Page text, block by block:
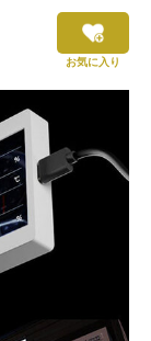
お気に入り